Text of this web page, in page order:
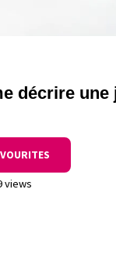
décrire
views